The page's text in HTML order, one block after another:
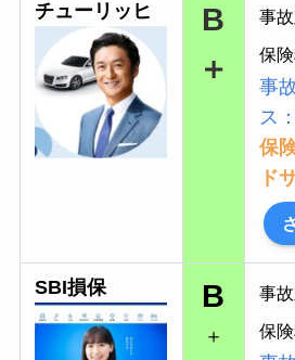
チューリッヒ
B
＋
事
保
事
ス
保
ド
SBI損保 B
＋
事
保